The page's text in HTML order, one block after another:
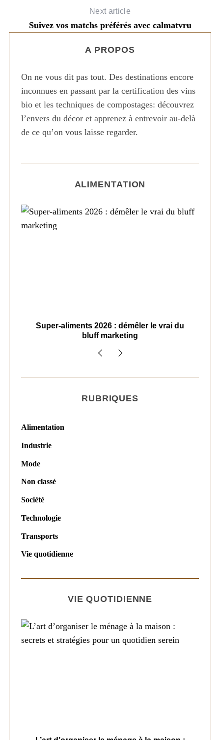
Next article
Suivez vos matchs préférés avec calmatvru
A PROPOS
On ne vous dit pas tout. Des destinations encore
inconnues en passant par la certification des vins
bio et les techniques de compostages: découvrez
l’envers du décor et apprenez à entrevoir au-delà
de ce qu’on vous laisse regarder.
ALIMENTATION
Super-aliments 2026 : démêler le vrai du
bluff marketing
RUBRIQUES
Alimentation
Industrie
Mode
Non classé
Société
Technologie
Transports
Vie quotidienne
VIE QUOTIDIENNE